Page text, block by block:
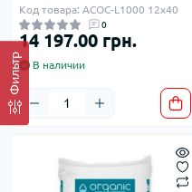
Фильтр
Код товара: ACOC-L1000 12х40
0
14 197.00 грн.
В наличии